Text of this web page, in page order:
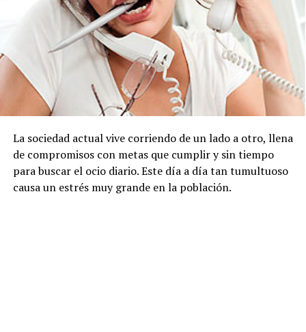
La sociedad actual vive corriendo de un lado a otro, llena
de compromisos con metas que cumplir y sin tiempo
para buscar el ocio diario. Este día a día tan tumultuoso
causa un estrés muy grande en la población.